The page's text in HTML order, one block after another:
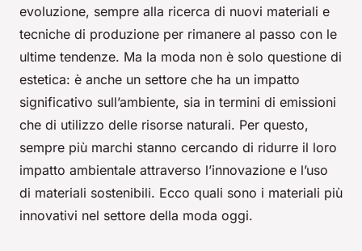
evoluzione, sempre alla ricerca di nuovi materiali e
tecniche di produzione per rimanere al passo con le
ultime tendenze. Ma la moda non è solo questione di
estetica: è anche un settore che ha un impatto
significativo sull’ambiente, sia in termini di emissioni
che di utilizzo delle risorse naturali. Per questo,
sempre più marchi stanno cercando di ridurre il loro
impatto ambientale attraverso l’innovazione e l’uso
di materiali sostenibili. Ecco quali sono i materiali più
innovativi nel settore della moda oggi.